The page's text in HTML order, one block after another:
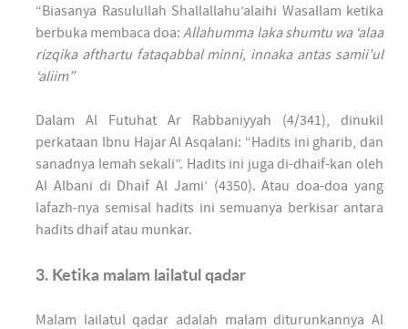
“Biasanya Rasulullah Shallallahu’alaihi Wasallam ketika
berbuka membaca doa:Allahumma laka shumtu wa ‘alaa
rizqika afthartu fataqabbal minni, innaka antas samii’ul
‘aliim”
Dalam Al Futuhat Ar Rabbaniyyah (4/341), dinukil
perkataan Ibnu Hajar Al Asqalani: “Hadits ini gharib, dan
sanadnya lemah sekali”. Hadits ini juga di-dhaif-kan oleh
Al Albani di Dhaif Al Jami’ (4350). Atau doa-doa yang
lafazh-nya semisal hadits ini semuanya berkisar antara
hadits dhaif atau munkar.
3. Ketika malam lailatul qadar
Malam lailatul qadar adalah malam diturunkannya Al